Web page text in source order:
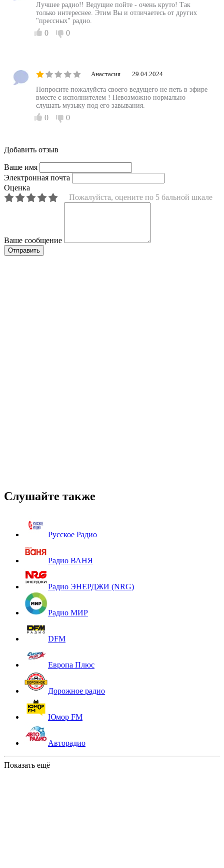
Лучшее радио!! Ведущие пойте - очень круто! Так
только интереснее. Этим Вы и отличаетесь от других
"прессных" радио.
0 0
Анастасия 29.04.2024
Попросите пожалуйста своего ведущего не петь в эфире
вместе с исполнителем ! Невозможно нормально
слушать музыку под его завывания.
0 0
Добавить отзыв
Ваше имя
Электронная почта
Оценка
Пожалуйста, оцените по 5 бальной шкале
Ваше сообщение
Слушайте также
Русское Радио
Радио ВАНЯ
Радио ЭНЕРДЖИ (NRG)
Радио МИР
DFM
Европа Плюс
Дорожное радио
Юмор FM
Авторадио
Показать ещё